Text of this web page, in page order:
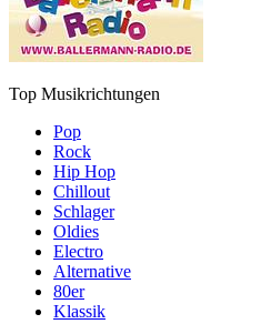
Top Musikrichtungen
Pop
Rock
Hip Hop
Chillout
Schlager
Oldies
Electro
Alternative
80er
Klassik